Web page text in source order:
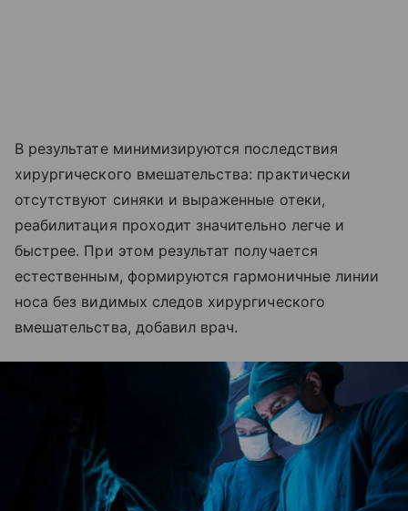
В результате минимизируются последствия
хирургического вмешательства: практически
отсутствуют синяки и выраженные отеки,
реабилитация проходит значительно легче и
быстрее. При этом результат получается
естественным, формируются гармоничные линии
носа без видимых следов хирургического
вмешательства, добавил врач.